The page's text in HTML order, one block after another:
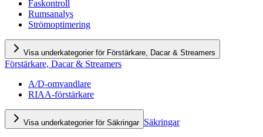
Faskontroll
Rumsanalys
Strömoptimering
Visa underkategorier för Förstärkare, Dacar & Streamers
Förstärkare, Dacar & Streamers
A/D-omvandlare
RIAA-förstärkare
Visa underkategorier för Säkringar Säkringar